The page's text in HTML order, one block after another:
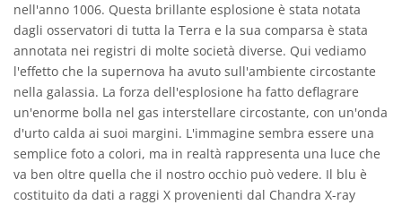
nell'anno 1006. Questa brillante esplosione è stata notata
dagli osservatori di tutta la Terra e la sua comparsa è stata
annotata nei registri di molte società diverse. Qui vediamo
l'effetto che la supernova ha avuto sull'ambiente circostante
nella galassia. La forza dell'esplosione ha fatto deflagrare
un'enorme bolla nel gas interstellare circostante, con un'onda
d'urto calda ai suoi margini. L'immagine sembra essere una
semplice foto a colori, ma in realtà rappresenta una luce che
va ben oltre quella che il nostro occhio può vedere. Il blu è
costituito da dati a raggi X provenienti dal Chandra X-ray